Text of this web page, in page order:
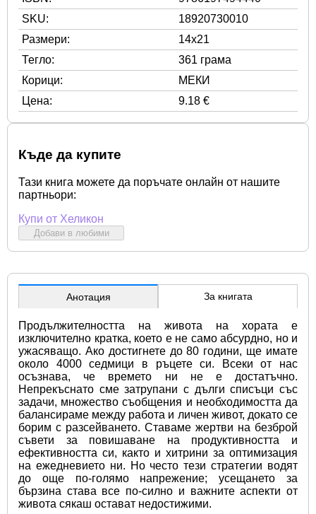
SKU:
18920730010
Размери:
14x21
Тегло:
361 грама
Корици:
МЕКИ
Цена:
9.18 €
Къде да купите
Тази книга можете да поръчате онлайн от нашите
партньори:
Купи от Хеликон
Добави в любими
Анотация За книгата
Продължителността на живота на хората е
изключително кратка, което е не само абсурдно, но и
ужасяващо. Ако достигнете до 80 години, ще имате
около 4000 седмици в ръцете си. Всеки от нас
осъзнава, че времето ни не е достатъчно.
Непрекъснато сме затрупани с дълги списъци със
задачи, множество съобщения и необходимостта да
балансираме между работа и личен живот, докато се
борим с разсейването. Ставаме жертви на безброй
съвети за повишаване на продуктивността и
ефективността си, както и хитрини за оптимизация
на ежедневието ни. Но често тези стратегии водят
до още по-голямо напрежение; усещането за
бързина става все по-силно и важните аспекти от
живота сякаш остават недостижими.